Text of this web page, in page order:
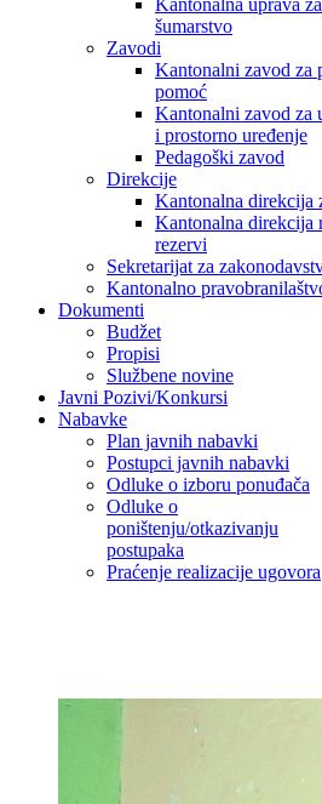
Kantonalna uprava za
šumarstvo
Zavodi
Kantonalni zavod za
pomoć
Kantonalni zavod za
i prostorno uređenje
Pedagoški zavod
Direkcije
Kantonalna direkcija
Kantonalna direkcija
rezervi
Sekretarijat za
Kantonalno
Dokumenti
Budžet
Propisi
Službene novine
Javni Pozivi/Konkursi
Nabavke
Plan javnih nabavki
Postupci javnih nabavki
Odluke o izboru ponuđača
Odluke o
poništenju/otkazivanju
postupaka
Praćenje realizacije ugovora